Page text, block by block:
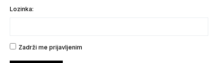
Lozinka:
Zadrži me prijavljenim